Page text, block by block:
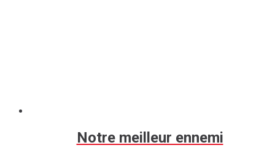
Notre meilleur ennemi